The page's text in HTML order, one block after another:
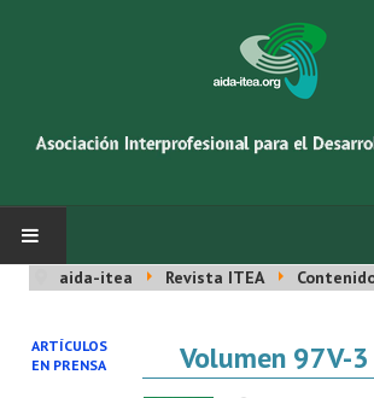
INICIO
SOBRE NOSOTROS
aida-itea Revista ITEA
ARTÍCULOS
EN PRENSA
Volumen 97V-